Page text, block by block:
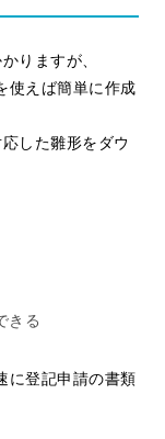
りますが、
使えば簡単に作成
した雛形をダウ
きる
に登記申請の書類